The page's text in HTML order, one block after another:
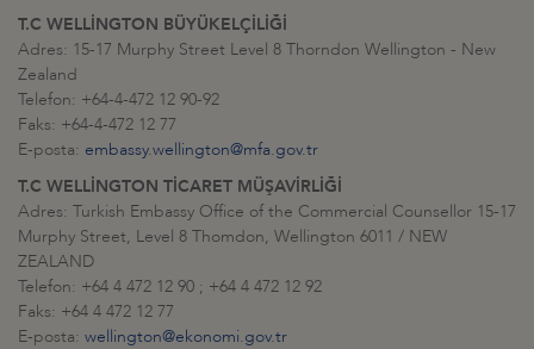
T.C WELLİNGTON BÜYÜKELÇİLİĞİ
Adres: 15-17 Murphy Street Level 8 Thorndon Wellington - New
Zealand
Telefon: +64-4-472 12 90-92
Faks: +64-4-472 12 77
E-posta: embassy.wellington@mfa.gov.tr
T.C WELLİNGTON TİCARET MÜŞAVİRLİĞİ
Adres: Turkish Embassy Office of the Commercial Counsellor 15-17
Murphy Street, Level 8 Thomdon, Wellington 6011 / NEW
ZEALAND
Telefon: +64 4 472 12 90 ; +64 4 472 12 92
Faks: +64 4 472 12 77
E-posta: wellington@ekonomi.gov.tr